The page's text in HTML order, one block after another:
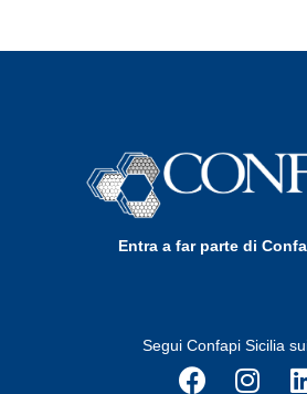
Entra a far parte di
Segui Confapi Sicilia